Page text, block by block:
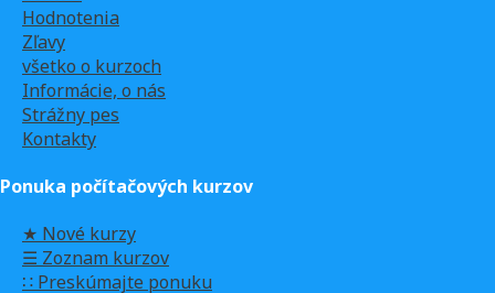
Hodnotenia
Zľavy
všetko o kurzoch
Informácie, o nás
Strážny pes
Kontakty
Ponuka počítačových kurzov
★ Nové kurzy
☰ Zoznam kurzov
∷ Preskúmajte ponuku